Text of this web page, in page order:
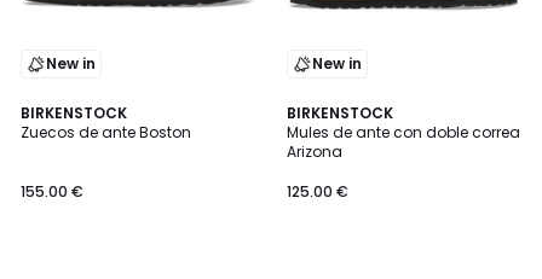
New in
BIRKENSTOCK
Zuecos de ante Boston
155.00 €
New in
BIRKENSTOCK
Mules de ante con doble correa
Arizona
125.00 €